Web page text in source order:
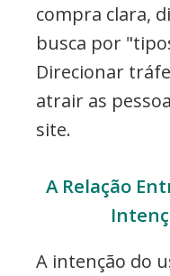
compra clara,
busca por
Direcionar
atrair as
site.
A Relação
A intenção do